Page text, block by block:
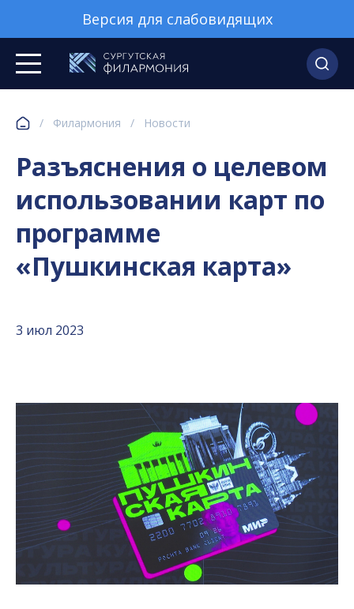
Версия для слабовидящих
/ Филармония / Новости
Разъяснения о целевом
использовании карт по
программе
«Пушкинская карта»
3 июл 2023